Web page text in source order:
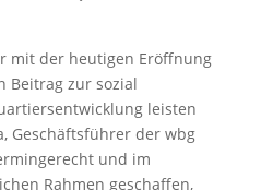
mit der heutigen Eröffnung
Beitrag zur sozial
leisten
Geschäftsführer der wbg
und im
Rahmen geschaffen,